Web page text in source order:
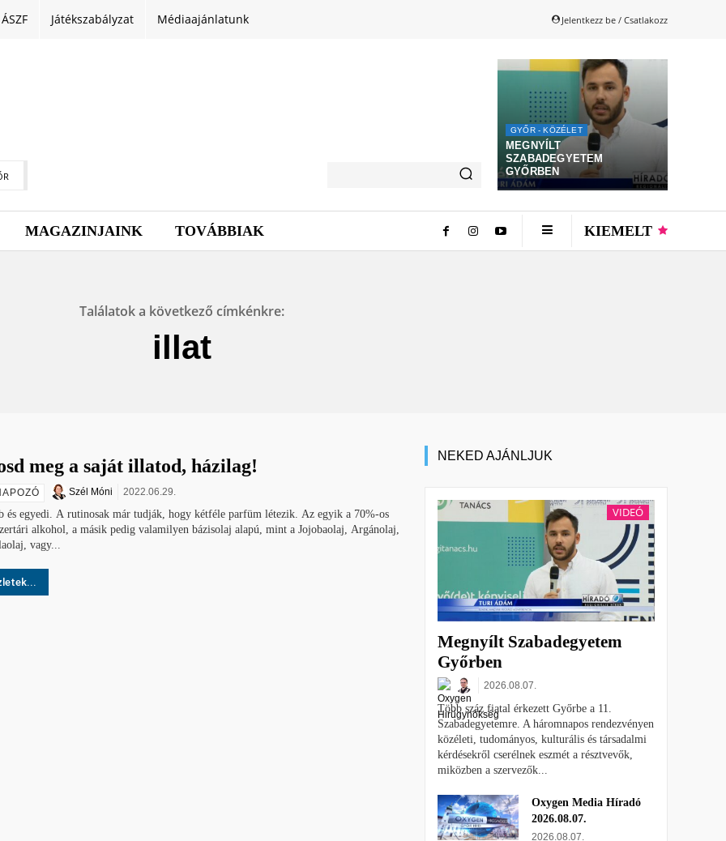
ÁSZF Játékszabályzat Médiaajánlatunk Jelentkezz be / Csatlakozz
GYŐR - KÖZÉLET
MEGNYÍLT
SZABADEGYETEM
GYŐRBEN
MAGAZINJAINK TOVÁBBIAK KIEMELT
Találatok a következő címkénkre:
illat
meg a saját illatod, házilag!
Szél Móni 2022.06.29.
és egyedi. A rutinosak már tudják, hogy kétféle parfüm létezik. Az egyik a 70%-os
alkohol, a másik pedig valamilyen bázisolaj alapú, mint a Jojobaolaj, Argánolaj,
vagy...
NEKED AJÁNLJUK
VIDEÓ
Megnyílt Szabadegyetem
Győrben
2026.08.07.
Több száz fiatal érkezett Győrbe a 11.
Szabadegyetemre. A háromnapos rendezvényen
közéleti, tudományos, kulturális és társadalmi
kérdésekről cserélnek eszmét a résztvevők,
miközben a szervezők...
Oxygen Media Híradó
2026.08.07.
2026.08.07.